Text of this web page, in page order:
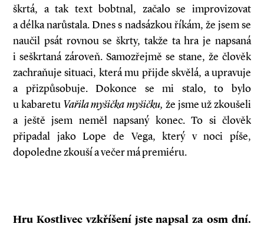
škrtá, a tak text bobtnal, začalo se improvizovat
a délka narůstala. Dnes s nadsázkou říkám, že jsem se
naučil psát rovnou se škrty, takže ta hra je napsaná
i seškrtaná zároveň. Samozřejmě se stane, že člověk
zachraňuje situaci, která mu přijde skvělá, a upravuje
a přizpůsobuje. Dokonce se mi stalo, to bylo
u kabaretu Vařila myšička myšičku, že jsme už zkoušeli
a ještě jsem neměl napsaný konec. To si člověk
připadal jako Lope de Vega, který v noci píše,
dopoledne zkouší a večer má premiéru.
Hru Kostlivec vzkříšení jste napsal za osm dní.